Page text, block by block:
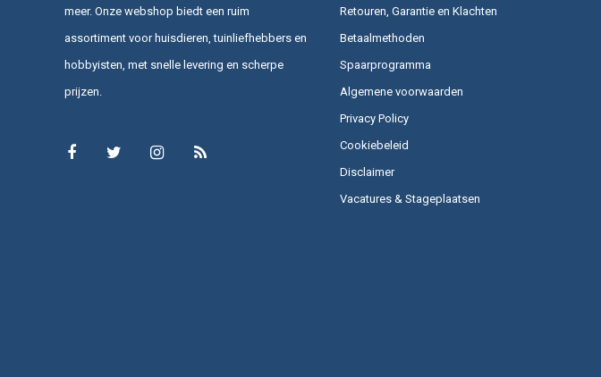
meer. Onze webshop biedt een ruim
assortiment voor huisdieren, tuinliefhebbers en
hobbyisten, met snelle levering en scherpe
prijzen.
Retouren, Garantie en Klachten
Betaalmethoden
Spaarprogramma
Algemene voorwaarden
Privacy Policy
Cookiebeleid
Disclaimer
Vacatures & Stageplaatsen